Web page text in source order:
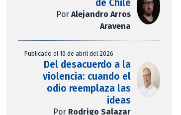
de Chile
Por Alejandro Arros
Aravena
Publicado el 10 de abril del 2026
Del desacuerdo a la
violencia: cuando el
odio reemplaza las
ideas
Por Rodrigo Salazar